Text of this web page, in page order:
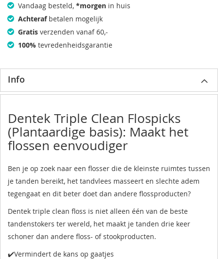
Vandaag besteld, *morgen in huis
Achterafbetalen mogelijk
Gratis verzenden vanaf 60,-
100% tevredenheidsgarantie
Info
Dentek Triple Clean Flospicks
(Plantaardige basis): Maakt het
flossen eenvoudiger
Ben je op zoek naar een flosser die de kleinste ruimtes tussen
je tanden bereikt, het tandvlees masseert en slechte adem
tegengaat en dit beter doet dan andere flossproducten?
Dentek triple clean floss is niet alleen één van de beste
tandenstokers ter wereld, het maakt je tanden drie keer
schoner dan andere floss- of stookproducten.
✔️Vermindert de kans op gaatjes